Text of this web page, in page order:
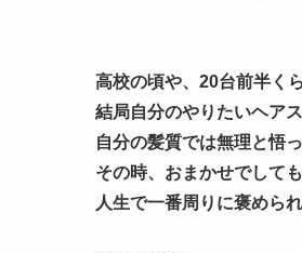
高校の頃や、20台前半く
結局自分のやりたいヘア
自分の髪質では無理と悟
その時、おまかせでして
人生で一番周りに褒めら